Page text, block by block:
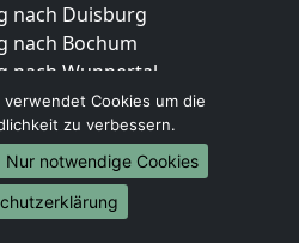
nach Duisburg
nach Bochum
nach Wuppertal
nach Bielefeld
nach Bonn
nach Münster
Cookies um die
zu verbessern.
Nur notwendige Cookies